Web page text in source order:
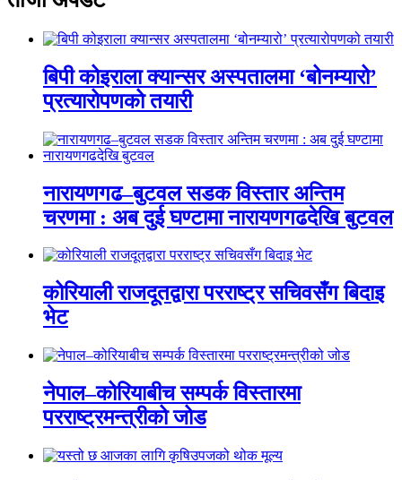
बिपी कोइराला क्यान्सर अस्पतालमा ‘बोनम्यारो’
प्रत्यारोपणको तयारी
नारायणगढ–बुटवल सडक विस्तार अन्तिम
चरणमा : अब दुई घण्टामा नारायणगढदेखि बुटवल
कोरियाली राजदूतद्वारा परराष्ट्र सचिवसँग बिदाइ
भेट
नेपाल–कोरियाबीच सम्पर्क विस्तारमा
परराष्ट्रमन्त्रीको जोड